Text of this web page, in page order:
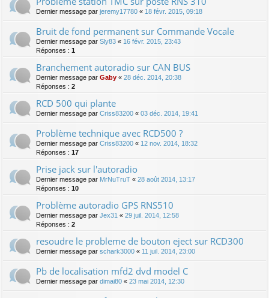
Dernier message par jeremy17780 « 18 févr. 2015, 09:18
Bruit de fond permanent sur Commande Vocale
Dernier message par Sly83 « 16 févr. 2015, 23:43
Réponses : 1
Branchement autoradio sur CAN BUS
Dernier message par Gaby « 28 déc. 2014, 20:38
Réponses : 2
RCD 500 qui plante
Dernier message par Criss83200 « 03 déc. 2014, 19:41
Problème technique avec RCD500 ?
Dernier message par Criss83200 « 12 nov. 2014, 18:32
Réponses : 17
Prise jack sur l'autoradio
Dernier message par MrNuTruT « 28 août 2014, 13:17
Réponses : 10
Problème autoradio GPS RNS510
Dernier message par Jex31 « 29 juil. 2014, 12:58
Réponses : 2
resoudre le probleme de bouton eject sur RCD300
Dernier message par schark3000 « 11 juil. 2014, 23:00
Pb de localisation mfd2 dvd model C
Dernier message par dimai80 « 23 mai 2014, 12:30